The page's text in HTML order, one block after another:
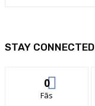
STAY CONNECTED
0
Fãs